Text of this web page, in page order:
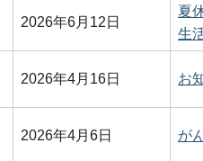
2026年6月12日
夏
生
2026年4月16日 お
2026年4月6日 が